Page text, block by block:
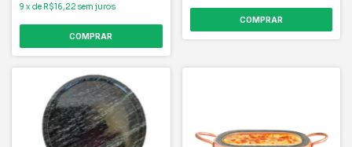
9 x de R$16,22 sem juros